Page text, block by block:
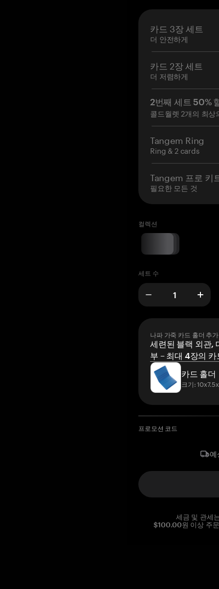
카드 3장 세트
더 안전하게
카드 2장 세트
더 저렴하게
2번째 세트 50%
콜드월렛 2개의 최상
Tangem Ring
Ring & 2 cards
Tangem 프로 키
필요한 모든 것
컬렉션
세트 수
나파 가죽 카드 홀더 추가
세련된 블랙 외관,
부 – 최대 4장의
카드 홀더
크기:
프로모션 코드
예
세금 및 관세
$100.00원 이상 주